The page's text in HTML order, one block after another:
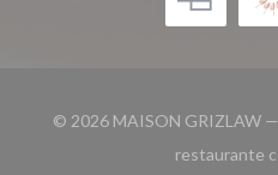
© 2026 MAISON GRIZLAW
restaurante